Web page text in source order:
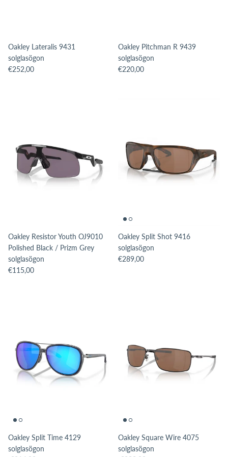
Oakley Lateralis 9431
solglasögon
Translation missing: sv.products.product.price.regular_price
€252,00
Oakley Pitchman R 9439
solglasögon
Translation missing:
€220,00
Oakley Resistor Youth OJ9010
Polished Black / Prizm Grey
solglasögon
Translation missing: sv.products.product.price.regular_price
€115,00
Oakley Split Shot 9416
solglasögon
Translation missing:
€289,00
Oakley Split Time 4129
solglasögon
Oakley Square Wire 4075
solglasögon